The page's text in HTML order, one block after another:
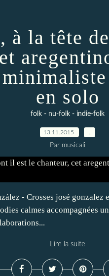
à la tête
en solo
folk - nu-folk - indie-folk
13.11.2015
Par musicali
- Crosses josé
calmes accompagnées
Lire la suite